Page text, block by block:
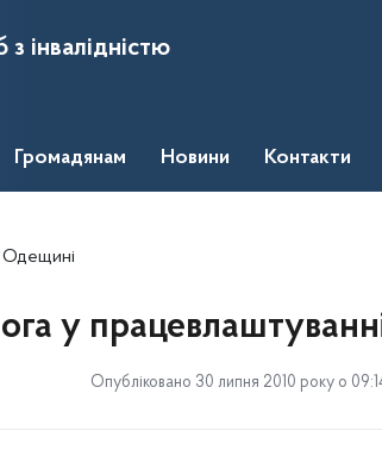
інвалідністю
Громадянам Новини Контакти
Одещині
у
Опубліковано 30 липня 2010 року о